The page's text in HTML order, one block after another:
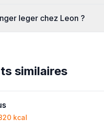
leger chez Leon ?
similaires
kcal